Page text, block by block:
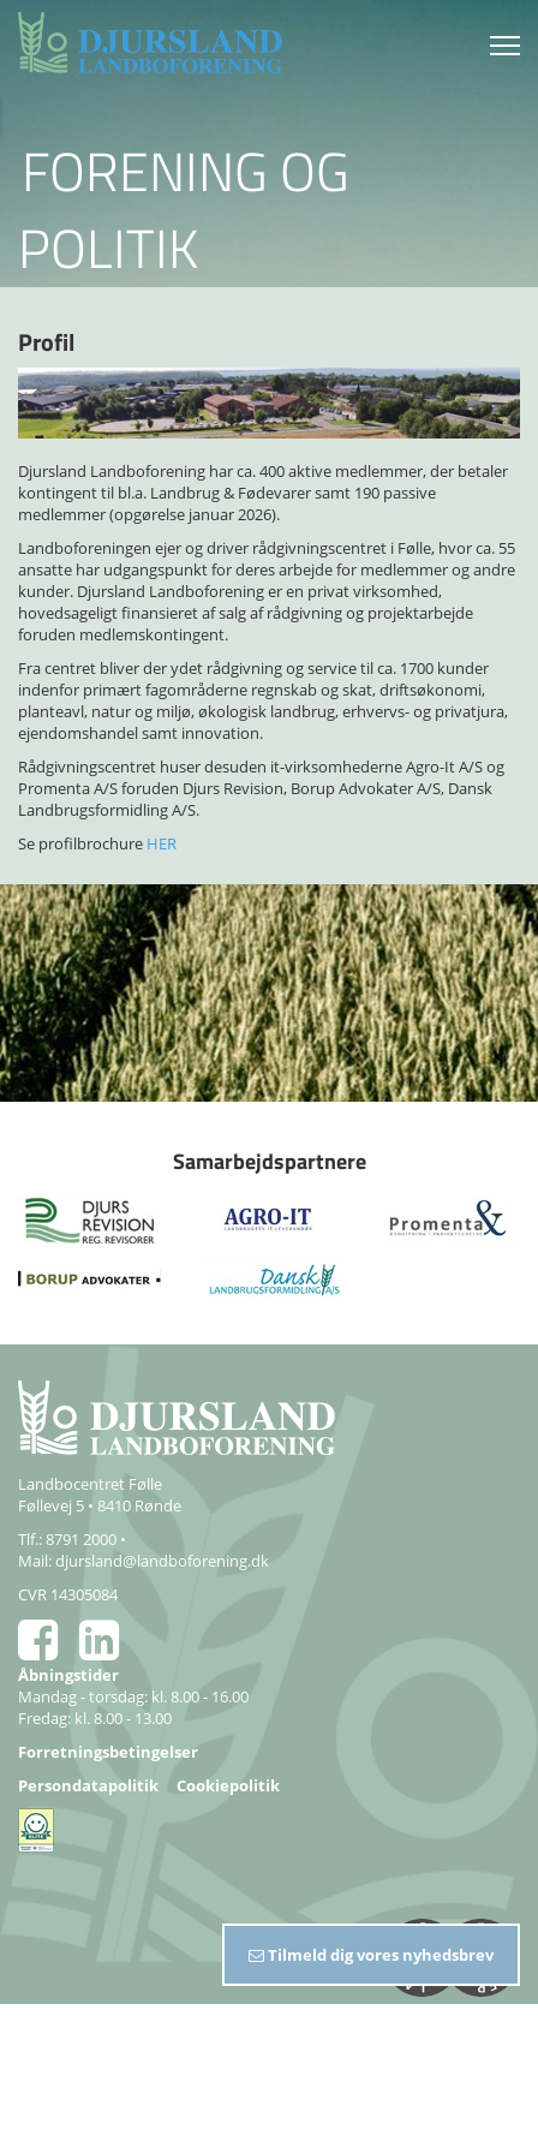
FORENING OG
POLITIK
Profil
Djursland Landboforening har ca. 400 aktive medlemmer, der betaler
kontingent til bl.a. Landbrug & Fødevarer samt 190 passive
medlemmer (opgørelse januar 2026).
Landboforeningen ejer og driver rådgivningscentret i Følle, hvor ca. 55
ansatte har udgangspunkt for deres arbejde for medlemmer og andre
kunder. Djursland Landboforening er en privat virksomhed,
hovedsageligt finansieret af salg af rådgivning og projektarbejde
foruden medlemskontingent.
Fra centret bliver der ydet rådgivning og service til ca. 1700 kunder
indenfor primært fagområderne regnskab og skat, driftsøkonomi,
planteavl, natur og miljø, økologisk landbrug, erhvervs- og privatjura,
ejendomshandel samt innovation.
Rådgivningscentret huser desuden it-virksomhederne Agro-It A/S og
Promenta A/S foruden Djurs Revision, Borup Advokater A/S, Dansk
Landbrugsformidling A/S.
Se profilbrochure HER
Samarbejdspartnere
Landbocentret Følle
Føllevej 5 • 8410 Rønde
Tlf.: 8791 2000 •
Mail:djursland@landboforening.dk
CVR 14305084
Åbningstider
Mandag - torsdag: kl. 8.00 - 16.00
Fredag: kl. 8.00 - 13.00
Forretningsbetingelser
Persondatapolitik
Cookiepolitik
Tilmeld dig vores nyhedsbrev